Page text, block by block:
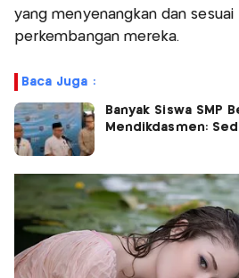
yang menyenangkan dan
perkembangan mereka.
Baca Juga :
Banyak Siswa SMP
Mendikdasmen: